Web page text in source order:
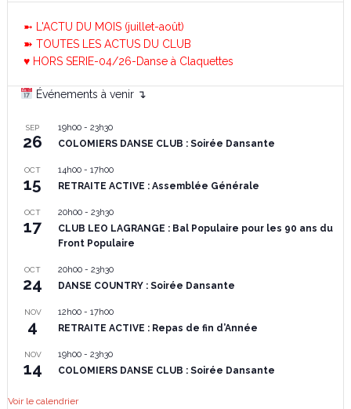
➼ L'ACTU DU MOIS (juillet-août)
➽ TOUTES LES ACTUS DU CLUB
♥ HORS SERIE-04/26-Danse à Claquettes
Événements à venir ↴
SEP
26
19h00- 23h30
COLOMIERS DANSE CLUB : Soirée Dansante
OCT
15
14h00- 17h00
RETRAITE ACTIVE : Assemblée Générale
OCT
17
20h00- 23h30
CLUB LEO LAGRANGE : Bal Populaire pour les 90 ans du
Front Populaire
OCT
24
20h00- 23h30
DANSE COUNTRY : Soirée Dansante
NOV
4
12h00- 17h00
RETRAITE ACTIVE : Repas de fin d’Année
NOV
14
19h00- 23h30
COLOMIERS DANSE CLUB : Soirée Dansante
Voir le calendrier